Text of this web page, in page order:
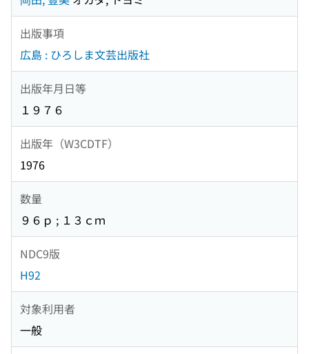
出版事項
広島 : ひろしま文芸出版社
出版年月日等
１９７６
出版年（W3CDTF）
1976
数量
９６ｐ ; １３ｃｍ
NDC9版
H92
対象利用者
一般